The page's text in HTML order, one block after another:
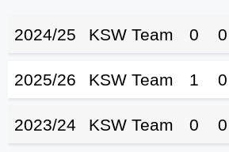
2024/25 KSW Team 0 0
2025/26 KSW Team 1 0
2023/24 KSW Team 0 0